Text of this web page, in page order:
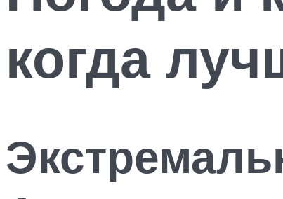
когда